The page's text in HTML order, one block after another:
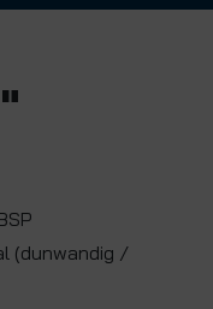
(dunwandig /